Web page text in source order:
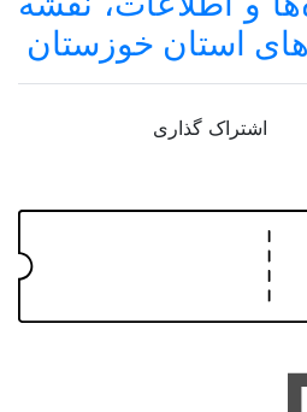
استان خوزستان
اشتراک گذاری